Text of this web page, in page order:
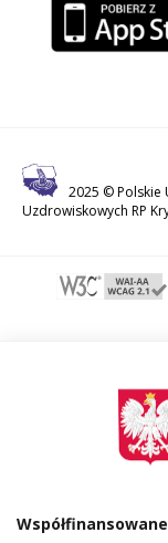
2025 © Polskie
Uzdrowiskowych RP